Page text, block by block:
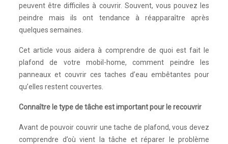
peuvent être difficiles à couvrir. Souvent, vous pouvez les
peindre mais ils ont tendance à réapparaître après
quelques semaines.
Cet article vous aidera à comprendre de quoi est fait le
plafond de votre mobil-home, comment peindre les
panneaux et couvrir ces taches d’eau embêtantes pour
qu’elles restent couvertes.
Connaître le type de tâche est important pour le recouvrir
Avant de pouvoir couvrir une tache de plafond, vous devez
comprendre d’où vient la tâche et réparer le problème